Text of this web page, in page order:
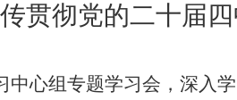
贯彻党的二十届
中心组专题学习会，深入